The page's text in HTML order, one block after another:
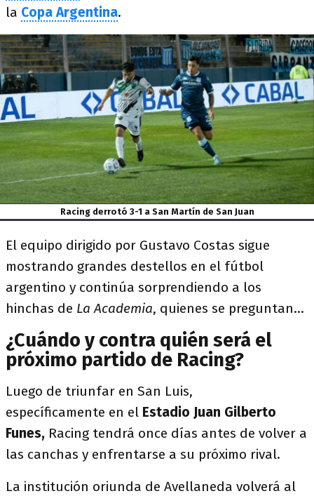
la Copa Argentina.
Racing derrotó 3-1 a San Martín de San Juan
El equipo dirigido por Gustavo Costas sigue
mostrando grandes destellos en el fútbol
argentino y continúa sorprendiendo a los
hinchas de La Academia, quienes se preguntan...
¿Cuándo y contra quién será el
próximo partido de Racing?
Luego de triunfar en San Luis,
específicamente en el Estadio Juan Gilberto
Funes, Racing tendrá once días antes de volver a
las canchas y enfrentarse a su próximo rival.
La institución oriunda de Avellaneda volverá al